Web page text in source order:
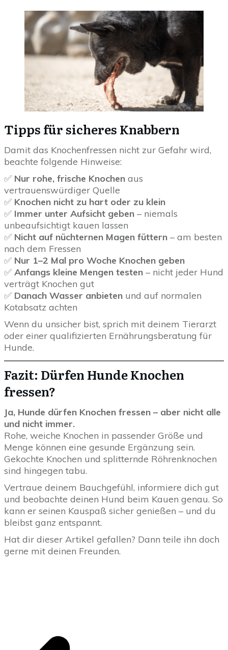
Tipps für sicheres Knabbern
Damit das Knochenfressen nicht zur Gefahr wird,
beachte folgende Hinweise:
✅ Nur rohe, frische Knochen aus
vertrauenswürdiger Quelle
✅ Knochen nicht zu hart oder zu klein
✅ Immer unter Aufsicht geben – niemals
unbeaufsichtigt kauen lassen
✅ Nicht auf nüchternen Magen füttern – am besten
nach dem Fressen
✅ Nur 1–2 Mal pro Woche Knochen geben
✅ Anfangs kleine Mengen testen – nicht jeder Hund
verträgt Knochen gut
✅ Danach Wasser anbieten und auf normalen
Kotabsatz achten
Wenn du unsicher bist, sprich mit deinem Tierarzt
oder einer qualifizierten Ernährungsberatung für
Hunde.
Fazit: Dürfen Hunde Knochen
fressen?
Ja, Hunde dürfen Knochen fressen – aber nicht alle
und nicht immer.
Rohe, weiche Knochen in passender Größe und
Menge können eine gesunde Ergänzung sein.
Gekochte Knochen und splitternde Röhrenknochen
sind hingegen tabu.
Vertraue deinem Bauchgefühl, informiere dich gut
und beobachte deinen Hund beim Kauen genau. So
kann er seinen Kauspaß sicher genießen – und du
bleibst ganz entspannt.
Hat dir dieser Artikel gefallen? Dann teile ihn doch
gerne mit deinen Freunden.